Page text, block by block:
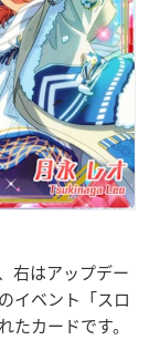
右はアップデー
イベント「スロ
たカードです。